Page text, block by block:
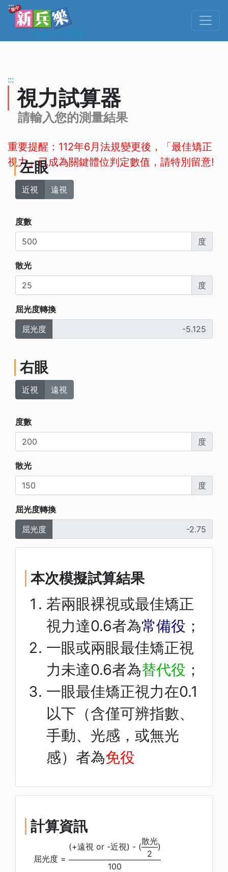
跳到主要內容
:::
:::
視力試算器
請輸入您的測量結果
重要提醒：112年6月法規變更後，「最佳矯正
視力」已成為關鍵體位判定數值，請特別留意!
左眼
近視 遠視
度數
度
散光
度
屈光度轉換
屈光度
右眼
近視 遠視
度數
度
散光
度
屈光度轉換
屈光度
本次模擬試算結果
若兩眼裸視或最佳矯正
視力達0.6者為常備役 ；
一眼或兩眼最佳矯正視
力未達0.6者為替代役 ；
一眼最佳矯正視力在0.1
以下（含僅可辨指數、
手動、光感，或無光
感）者為免役
計算資訊
屈光度 =
(+遠視 or -近視) - (
散光
2
)
100